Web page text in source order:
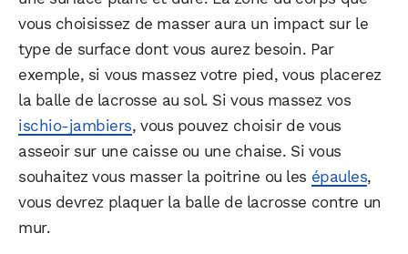
vous choisissez de masser aura un impact sur le
type de surface dont vous aurez besoin. Par
exemple, si vous massez votre pied, vous placerez
la balle de lacrosse au sol. Si vous massez vos
ischio-jambiers, vous pouvez choisir de vous
asseoir sur une caisse ou une chaise. Si vous
souhaitez vous masser la poitrine ou les épaules,
vous devrez plaquer la balle de lacrosse contre un
mur.